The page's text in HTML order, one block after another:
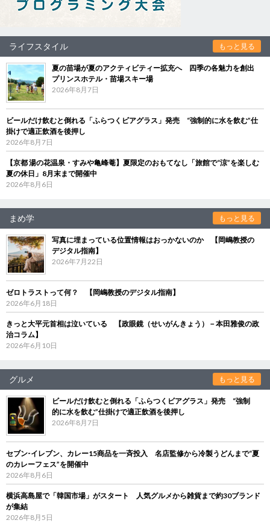
ライフスタイル もっと見る
夏の苗場が夏のアクティビティー拡充へ 四季の各魅力を創出
プリンスホテル・苗場スキー場
2026年8月7日
ビールだけ飲むと倒れる「ふらつくビアグラス」発売 “強制的に水を飲む”仕
掛けで適正飲酒を後押し
2026年8月7日
【京都 湯の花温泉・すみや亀峰菴】夏限定のおもてなし「旅館で“涼”を楽しむ
夏の休日」8月末まで開催中
2026年8月6日
まめ学 もっと見る
写真に埋まっている位置情報はおっかないのか 【岡嶋教授の
デジタル指南】
2026年7月22日
ゼロトラストって何？ 【岡嶋教授のデジタル指南】
2026年6月18日
きっと大平元首相は泣いている 【政眼鏡（せいがんきょう）－本田雅俊の政
治コラム】
2026年6月10日
グルメ もっと見る
ビールだけ飲むと倒れる「ふらつくビアグラス」発売 “強制
的に水を飲む”仕掛けで適正飲酒を後押し
2026年8月7日
セブン‐イレブン、カレー15商品を一斉投入 名店監修から冷製うどんまで“夏
のカレーフェス”を開催中
2026年8月6日
横浜高島屋で「韓国市場」がスタート 人気グルメから雑貨まで約30ブランド
が集結
2026年8月5日